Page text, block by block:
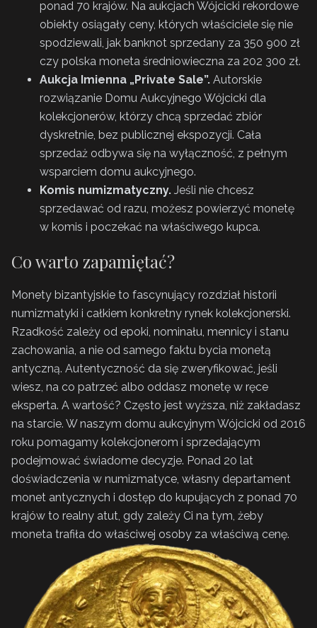
ponad 70 krajów. Na aukcjach Wójcicki rekordowe
obiekty osiągały ceny, których właściciele się nie
spodziewali, jak banknot sprzedany za 350 900 zł
czy polska moneta średniowieczna za 202 300 zł.
Aukcja Imienna „Private Sale”. Autorskie
rozwiązanie Domu Aukcyjnego Wójcicki dla
kolekcjonerów, którzy chcą sprzedać zbiór
dyskretnie, bez publicznej ekspozycji. Cała
sprzedaż odbywa się na wyłączność, z pełnym
wsparciem domu aukcyjnego.
Komis numizmatyczny. Jeśli nie chcesz
sprzedawać od razu, możesz powierzyć monetę
w komis i poczekać na właściwego kupca.
Co warto zapamiętać?
Monety bizantyjskie to fascynujący rozdział historii
numizmatyki i całkiem konkretny rynek kolekcjonerski.
Rzadkość zależy od epoki, nominału, mennicy i stanu
zachowania, a nie od samego faktu bycia monetą
antyczną. Autentyczność da się zweryfikować, jeśli
wiesz, na co patrzeć albo oddasz monetę w ręce
eksperta. A wartość? Często jest wyższa, niż zakładasz
na starcie. W naszym domu aukcyjnym Wójcicki od 2016
roku pomagamy kolekcjonerom i sprzedającym
podejmować świadome decyzje. Ponad 20 lat
doświadczenia w numizmatyce, własny departament
monet antycznych i dostęp do kupujących z ponad 70
krajów to realny atut, gdy zależy Ci na tym, żeby
moneta trafiła do właściwej osoby za właściwą cenę.